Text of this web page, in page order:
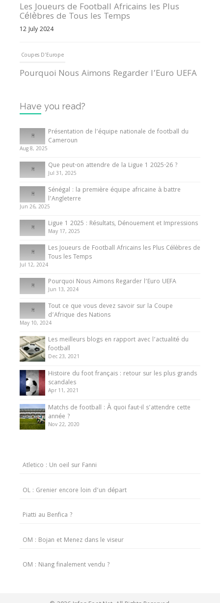
Les Joueurs de Football Africains les Plus
Célèbres de Tous les Temps
12 July 2024
Coupes D'Europe
Pourquoi Nous Aimons Regarder l’Euro UEFA
Internationales
Tout ce que vous devez savoir sur la Coupe
d’Afrique des Nations
10 May 2024
Internationales
Présentation de l’équipe nationale de football
du Cameroun
8 August 2025
Have you read?
Présentation de l’équipe nationale de football du
Cameroun
Aug 8, 2025
Que peut-on attendre de la Ligue 1 2025-26 ?
Jul 31, 2025
Sénégal : la première équipe africaine à battre
l’Angleterre
Jun 26, 2025
Ligue 1 2025 : Résultats, Dénouement et Impressions
May 17, 2025
Les Joueurs de Football Africains les Plus Célèbres de
Tous les Temps
Jul 12, 2024
Pourquoi Nous Aimons Regarder l’Euro UEFA
Jun 13, 2024
Tout ce que vous devez savoir sur la Coupe
d’Afrique des Nations
May 10, 2024
Les meilleurs blogs en rapport avec l’actualité du
football
Dec 23, 2021
Histoire du foot français : retour sur les plus grands
scandales
Apr 11, 2021
Matchs de football : À quoi faut-il s’attendre cette
année ?
Nov 22, 2020
Atletico : Un oeil sur Fanni
OL : Grenier encore loin d’un départ
Piatti au Benfica ?
OM : Bojan et Menez dans le viseur
OM : Niang finalement vendu ?